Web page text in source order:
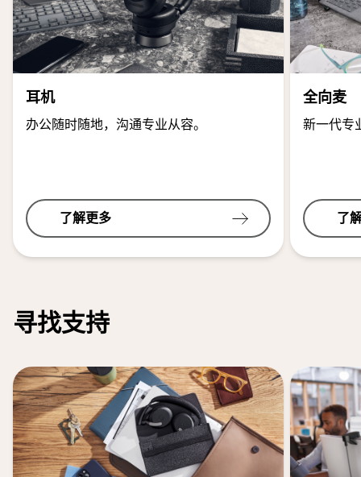
耳机
办公随时随地，沟通专业从容。
了解更多
全向麦
新一代专
了
寻找支持